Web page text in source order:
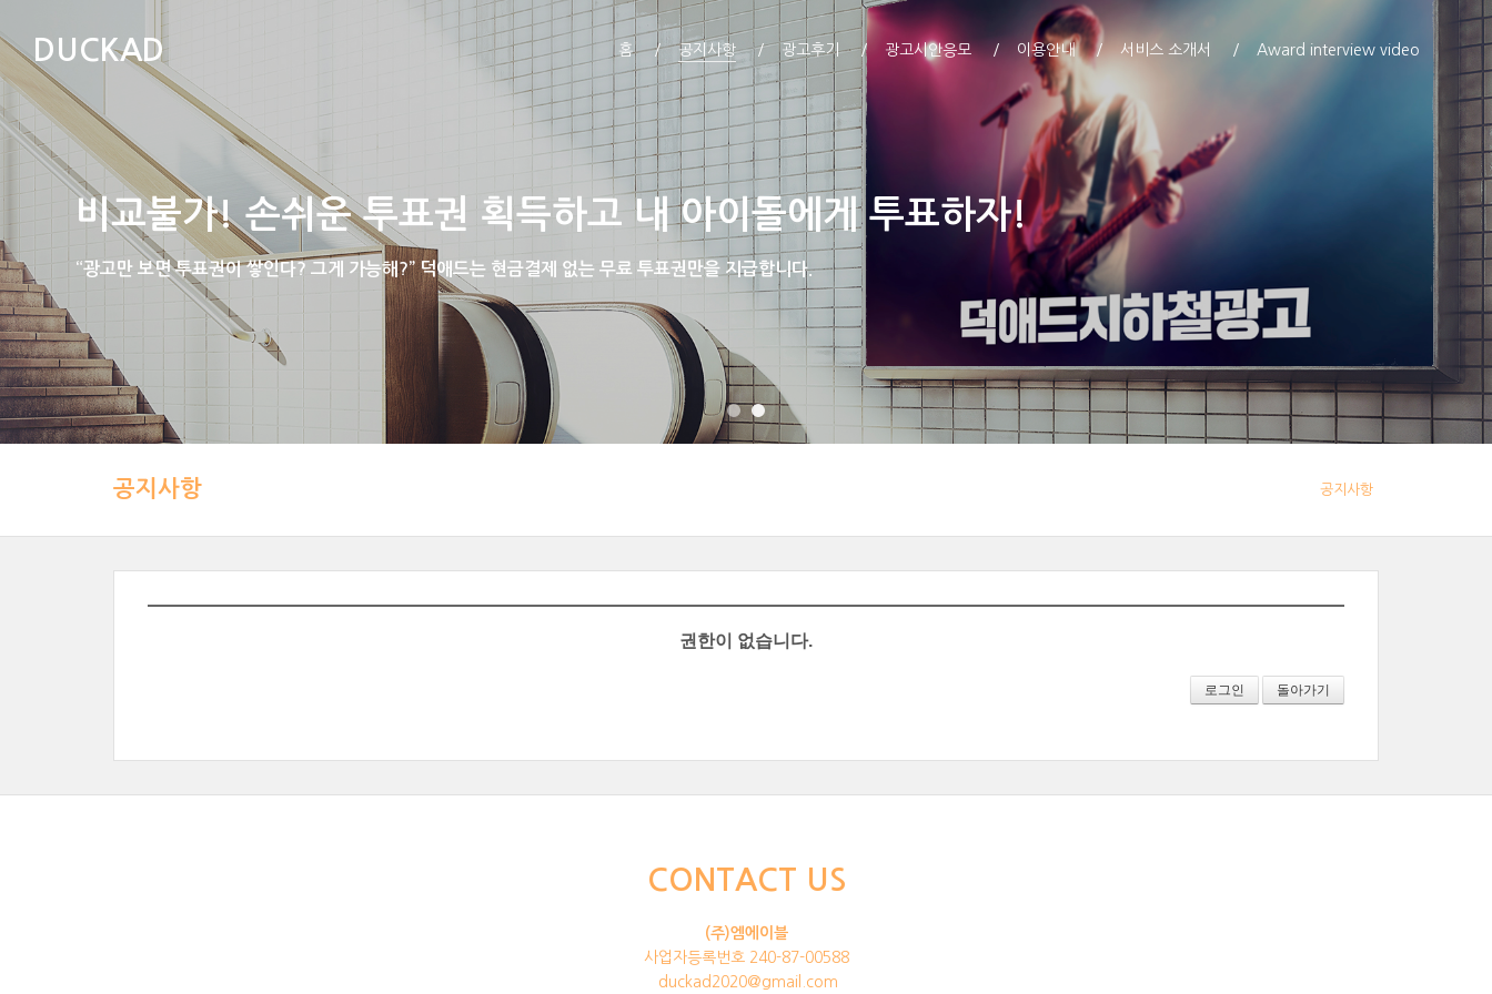
DUCKAD 홈 공지사항 광고후기 광고시안응모 이용안내 서비스 소개서 Award interview video
비교불가! 손쉬운 투표권 획득하고 내 아이돌에게 투표하자!
“광고만 보면 투표권이 쌓인다? 그게 가능해?” 덕애드는 현금결제 없는 무료 투표권만을 지급합니다.
공지사항 공지사항
권한이 없습니다.
로그인 돌아가기
CONTACT US
(주)엠에이블
사업자등록번호 240-87-00588
duckad2020@gmail.com